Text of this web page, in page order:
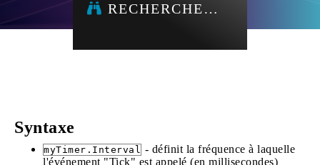
RECHERCHE…
Syntaxe
myTimer.Interval - définit la fréquence à laquelle
l'événement "Tick" est appelé (en millisecondes)